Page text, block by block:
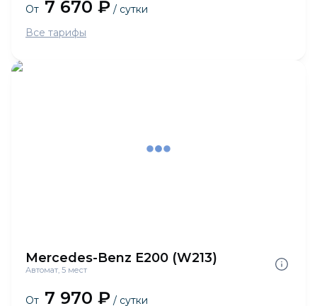
От 7 670 ₽ / сутки
Все тарифы
Mercedes-Benz E200 (W213)
Автомат, 5 мест
От 7 970 ₽ / сутки